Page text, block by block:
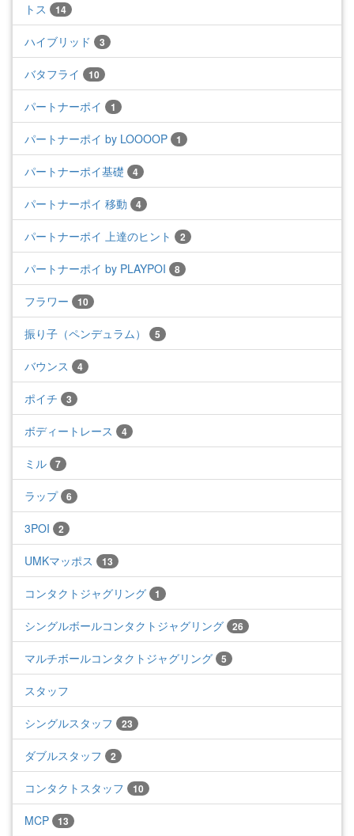
トス 14
ハイブリッド 3
バタフライ 10
パートナーポイ 1
パートナーポイ by LOOOOP 1
パートナーポイ基礎 4
パートナーポイ 移動 4
パートナーポイ 上達のヒント 2
パートナーポイ by PLAYPOI 8
フラワー 10
振り子（ペンデュラム） 5
バウンス 4
ポイチ 3
ボディートレース 4
ミル 7
ラップ 6
3POI 2
UMKマッポス 13
コンタクトジャグリング 1
シングルボールコンタクトジャグリング 26
マルチボールコンタクトジャグリング 5
スタッフ
シングルスタッフ 23
ダブルスタッフ 2
コンタクトスタッフ 10
MCP 13